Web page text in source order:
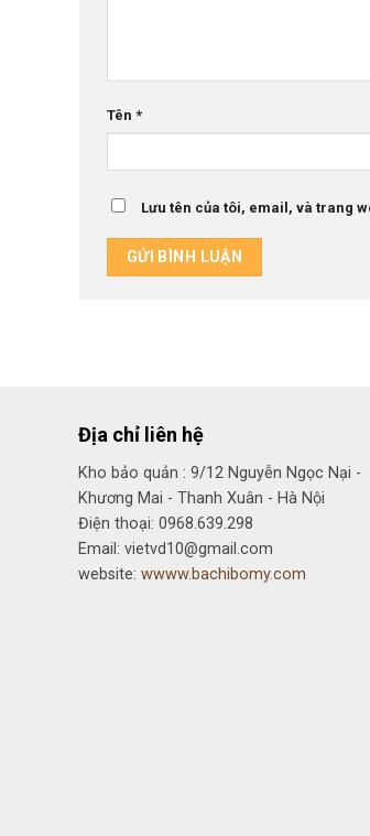
Tên *
Lưu tên của tôi, email, và trang
Địa chỉ liên hệ
Kho bảo quản : 9/12 Nguyễn Ngọc Nại -
Khương Mai - Thanh Xuân - Hà Nội
Điện thoại: 0968.639.298
Email: vietvd10@gmail.com
website: wwww.bachibomy.com